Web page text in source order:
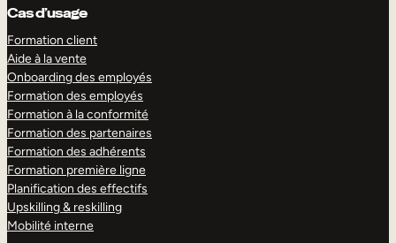
Cas d’usage
Formation client
Aide à la vente
Onboarding des employés
Formation des employés
Formation à la conformité
Formation des partenaires
Formation des adhérents
Formation première ligne
Planification des effectifs
Upskilling & reskilling
Mobilité interne